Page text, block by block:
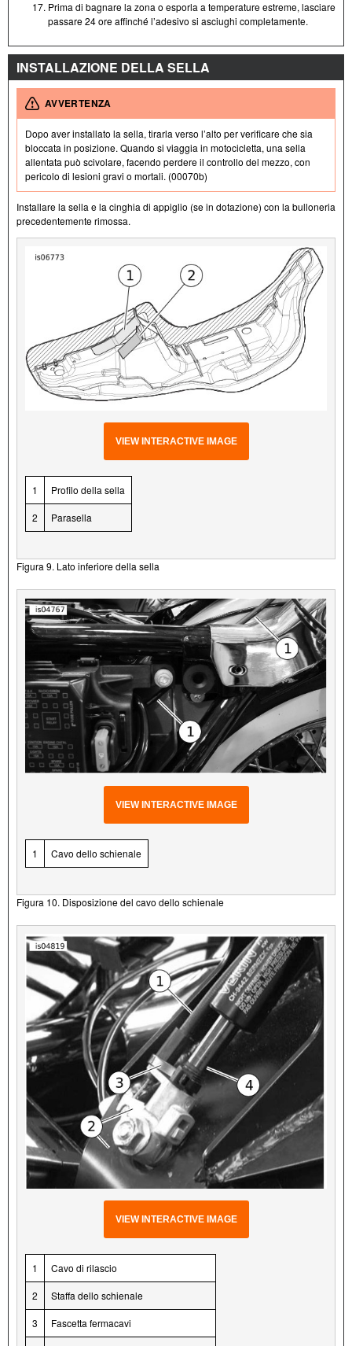
Prima di bagnare la zona o esporla a temperature estreme, lasciare
passare 24 ore affinché l’adesivo si asciughi completamente.
INSTALLAZIONE DELLA SELLA
AVVERTENZA
Dopo aver installato la sella, tirarla verso l’alto per verificare che sia
bloccata in posizione. Quando si viaggia in motocicletta, una sella
allentata può scivolare, facendo perdere il controllo del mezzo, con
pericolo di lesioni gravi o mortali. (00070b)
Installare la sella e la cinghia di appiglio (se in dotazione) con la bulloneria
precedentemente rimossa.
VIEW INTERACTIVE IMAGE
1 Profilo della sella
2 Parasella
Figura 9. Lato inferiore della sella
VIEW INTERACTIVE IMAGE
1 Cavo dello schienale
Figura 10. Disposizione del cavo dello schienale
VIEW INTERACTIVE IMAGE
1 Cavo di rilascio
2 Staffa dello schienale
3 Fascetta fermacavi